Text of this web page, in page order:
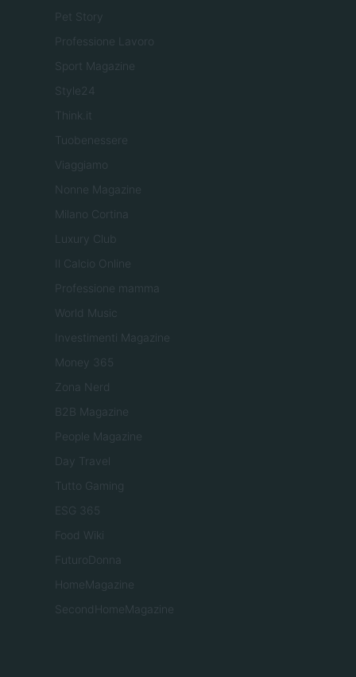
Pet Story
Professione Lavoro
Sport Magazine
Style24
Think.it
Tuobenessere
Viaggiamo
Nonne Magazine
Milano Cortina
Luxury Club
Il Calcio Online
Professione mamma
World Music
Investimenti Magazine
Money 365
Zona Nerd
B2B Magazine
People Magazine
Day Travel
Tutto Gaming
ESG 365
Food Wiki
FuturoDonna
HomeMagazine
SecondHomeMagazine